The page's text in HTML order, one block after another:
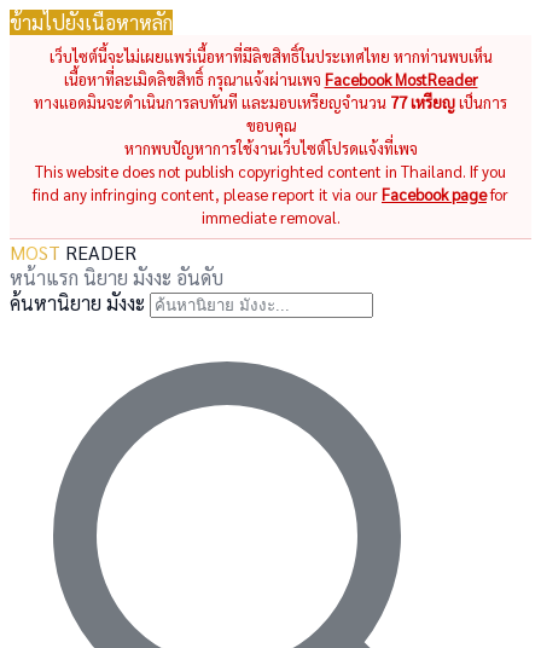
ข้ามไปยังเนื้อหาหลัก
เว็บไซต์นี้จะไม่เผยแพร่เนื้อหาที่มีลิขสิทธิ์ในประเทศไทย หากท่านพบเห็น
เนื้อหาที่ละเมิดลิขสิทธิ์ กรุณาแจ้งผ่านเพจ Facebook MostReader
ทางแอดมินจะดำเนินการลบทันที และมอบเหรียญจำนวน 77 เหรียญเป็นการ
ขอบคุณ
หากพบปัญหาการใช้งานเว็บไซต์โปรดแจ้งที่เพจ
This website does not publish copyrighted content in Thailand. If you
find any infringing content, please report it via ourFacebook pagefor
immediate removal.
MOST READER
หน้าแรก นิยาย มังงะ อันดับ
ค้นหานิยาย มังงะ